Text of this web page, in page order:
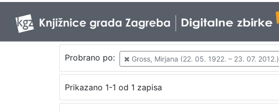
Probrano po: Gross, Mirjana (22. 05. 1922. – 23. 07. 2012.)
Prikazano 1-1 od 1 zapisa